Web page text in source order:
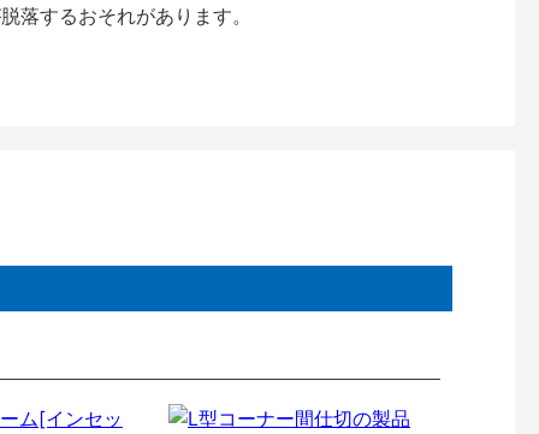
するおそれがあります。